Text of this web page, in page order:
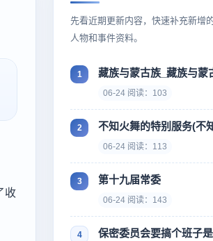
作文金句和素材灵感，积累写
每日积累一点，表达自然更从容
收
先看近期更新内容，快速补充新增的
人物和事件资料。
06-24 阅读：103
06-24 阅读：113
第十九届常委
06-24 阅读：143